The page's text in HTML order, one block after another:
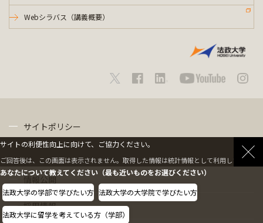
Webシラバス（講義概要）
サイトポリシー
情報公開
採用情報
サイトの利便性向上に向けて、ご協力ください。
ご回答後は、この画面は表示されません。取得した情報は統計情報として利用します。
あなたについて教えてください（最も近いものをお選びください）
法政大学の学部で学びたい方 法政大学の大学院で学びたい方
法政大学に留学を考えている方（学部）